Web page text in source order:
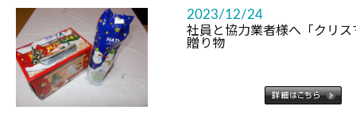
2023/12/24
社員と協力業者様へ「クリス
贈り物